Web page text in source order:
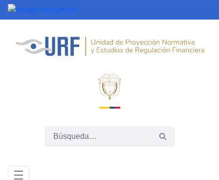
Saltar al contenido principal